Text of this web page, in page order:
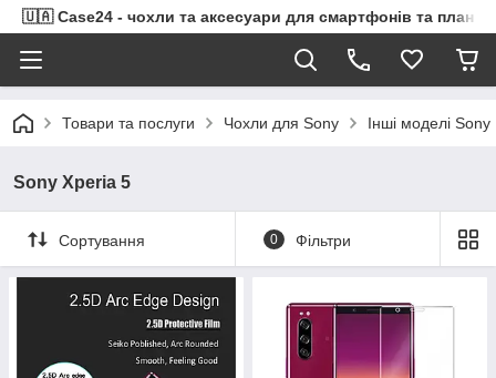
🇺🇦 Case24 - чохли та аксесуари для смартфонів та
Товари та послуги Чохли для Sony Інші моделі Sony
Sony Xperia 5
Сортування 0 Фільтри